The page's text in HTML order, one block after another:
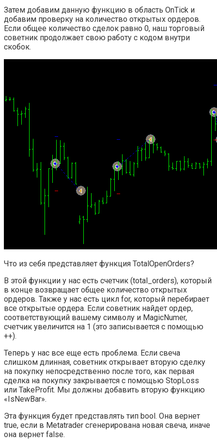
Затем добавим данную функцию в область OnTick и
добавим проверку на количество открытых ордеров.
Если общее количество сделок равно 0, наш торговый
советник продолжает свою работу с кодом внутри
скобок.
Что из себя представляет функция TotalOpenOrders?
В этой функции у нас есть счетчик (total_orders), который
в конце возвращает общее количество открытых
ордеров. Также у нас есть цикл for, который перебирает
все открытые ордера. Если советник найдет ордер,
соответствующий вашему символу и MagicNumer,
счетчик увеличится на 1 (это записывается с помощью
++).
Теперь у нас все еще есть проблема. Если свеча
слишком длинная, советник открывает вторую сделку
на покупку непосредственно после того, как первая
сделка на покупку закрывается с помощью StopLoss
или TakeProfit. Мы должны добавить вторую функцию
«IsNewBar».
Эта функция будет представлять тип bool. Она вернет
true, если в Metatrader сгенерирована новая свеча, иначе
она вернет false.